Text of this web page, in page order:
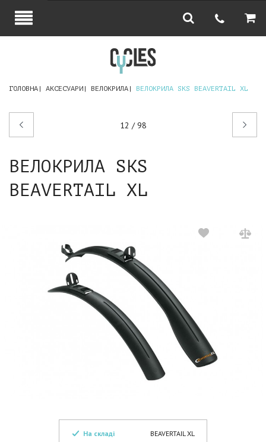
ГОЛОВНА АКСЕСУАРИ ВЕЛОКРИЛА ВЕЛОКРИЛА SKS BEAVERTAIL XL
12 / 98
Наступний
ВЕЛОКРИЛА SKS
BEAVERTAIL XL
На складі BEAVERTAIL XL